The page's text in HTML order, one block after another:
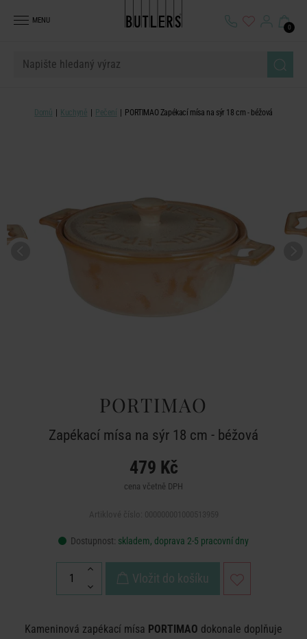
MENU
0
Domů Kuchyně Pečení PORTIMAO Zapékací mísa na sýr 18 cm - béžová
PORTIMAO
Zapékací mísa na sýr 18 cm - béžová
479 Kč
cena včetně DPH
Dostupnost: skladem, doprava 2-5 pracovní dny
Vložit do košíku
Kameninová zapékací mísa PORTIMAO dokonale doplňuje